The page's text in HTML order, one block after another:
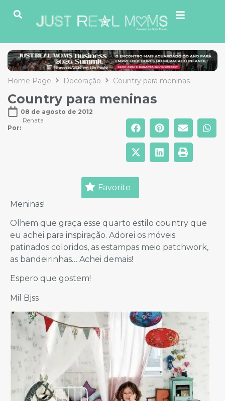
Home Page Decoração Country para meninas
Country para meninas
08 de agosto de 2012
Por:
Renata
Favorite
Meninas!
Olhem que graça esse quarto estilo country que
eu achei para inspiração. Adorei os móveis
patinados coloridos, as estampas meio patchwork,
as bandeirinhas… Achei demais!
Espero que gostem!
Mil Bjss